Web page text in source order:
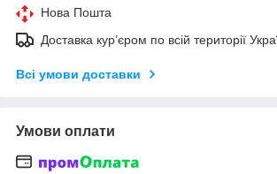
Нова Пошта
Доставка кур’єром по всій території
Всі умови доставки
Умови оплати